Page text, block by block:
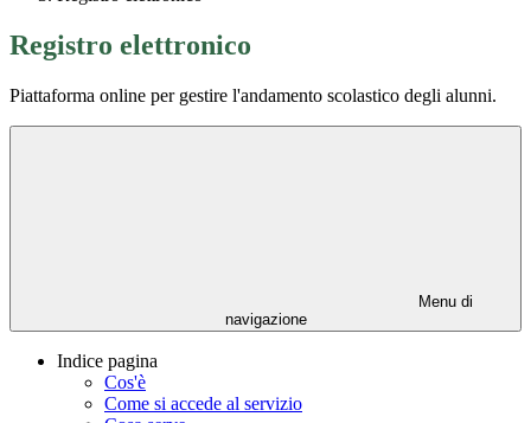
Registro elettronico
Piattaforma online per gestire l'andamento scolastico degli alunni.
Menu di
navigazione
Indice pagina
Cos'è
Come si accede al servizio